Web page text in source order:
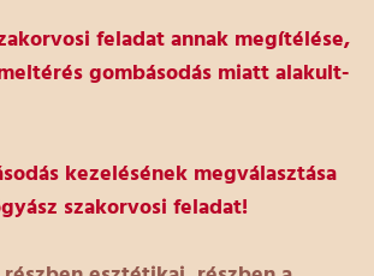
feladat annak megítélése,
gombásodás miatt alakult-
kezelésének megválasztása
szakorvosi feladat!